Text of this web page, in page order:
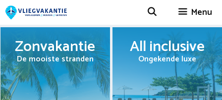
Spring
naar
Menu
Zonvakantie
De mooiste stranden
All inclusive
Ongekende luxe